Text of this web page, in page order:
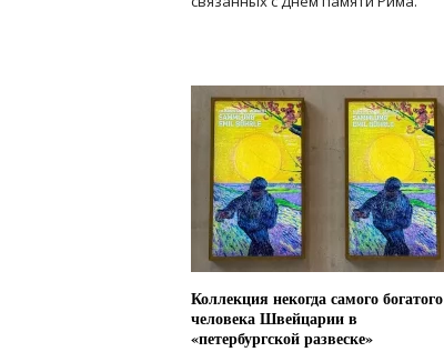
Коллекция некогда самого богатого
человека Швейцарии в
«петербургской развеске»